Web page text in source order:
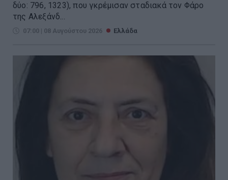
δύο: 796, 1323), που γκρέμισαν σταδιακά τον Φάρο
της Αλεξάνδ...
07:00 | 08 Αυγούστου 2026 Ελλάδα